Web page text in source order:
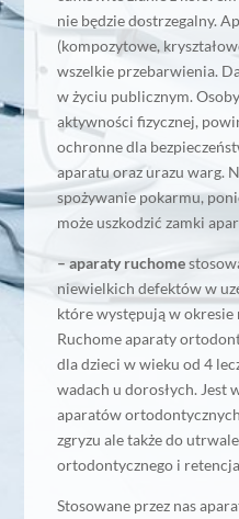
nie będzie dostrzegalny.
(kompozytowe,
wszelkie przebarwienia.
w życiu publicznym.
aktywności fizycznej,
ochronne dla
aparatu oraz urazu warg.
spożywanie pokarmu,
może uszkodzić zamki
– aparaty ruchome
niewielkich defektów w
które występują w
Ruchome aparaty
dla dzieci w wieku od 4
wadach u dorosłych. Jest
aparatów
zgryzu ale także do
ortodontycznego i
Stosowane przez nas